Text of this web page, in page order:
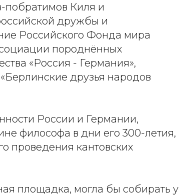
побратимов Киля и
дружбы и
Российского Фонда мира
породнённых
«Россия - Германия»,
друзья народов
России и Германии,
философа в дни его 300-летия,
проведения кантовских
площадка, могла бы собирать у